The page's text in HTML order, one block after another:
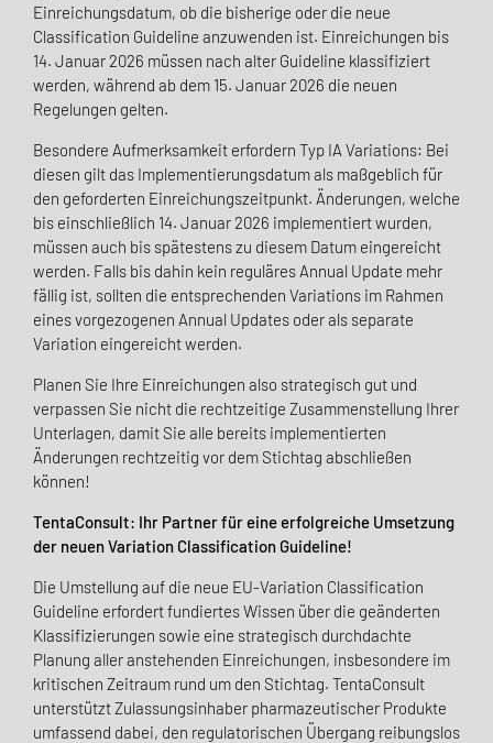
Einreichungsdatum, ob die bisherige oder die neue
Classification Guideline anzuwenden ist. Einreichungen bis
14. Januar 2026 müssen nach alter Guideline klassifiziert
werden, während ab dem 15. Januar 2026 die neuen
Regelungen gelten.
Besondere Aufmerksamkeit erfordern Typ IA Variations: Bei
diesen gilt das Implementierungsdatum als maßgeblich für
den geforderten Einreichungszeitpunkt. Änderungen, welche
bis einschließlich 14. Januar 2026 implementiert wurden,
müssen auch bis spätestens zu diesem Datum eingereicht
werden. Falls bis dahin kein reguläres Annual Update mehr
fällig ist, sollten die entsprechenden Variations im Rahmen
eines vorgezogenen Annual Updates oder als separate
Variation eingereicht werden.
Planen Sie Ihre Einreichungen also strategisch gut und
verpassen Sie nicht die rechtzeitige Zusammenstellung Ihrer
Unterlagen, damit Sie alle bereits implementierten
Änderungen rechtzeitig vor dem Stichtag abschließen
können!
TentaConsult: Ihr Partner für eine erfolgreiche Umsetzung
der neuen Variation Classification Guideline!
Die Umstellung auf die neue EU-Variation Classification
Guideline erfordert fundiertes Wissen über die geänderten
Klassifizierungen sowie eine strategisch durchdachte
Planung aller anstehenden Einreichungen, insbesondere im
kritischen Zeitraum rund um den Stichtag. TentaConsult
unterstützt Zulassungsinhaber pharmazeutischer Produkte
umfassend dabei, den regulatorischen Übergang reibungslos